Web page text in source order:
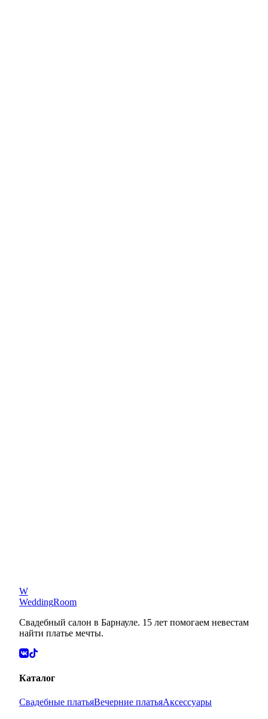
39900₽
W
WeddingRoom
Свадебный салон в Барнауле. 15 лет помогаем невестам
найти платье мечты.
Каталог
Свадебные платьяВечерние платьяАксессуары